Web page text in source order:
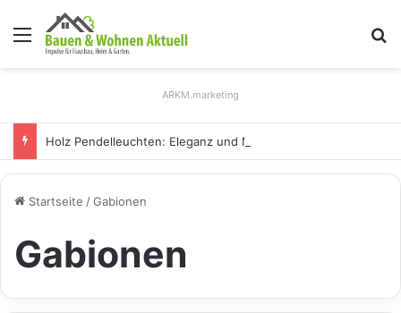
Menü
ARKM.marketing
Startseite /Gabionen
Gabionen